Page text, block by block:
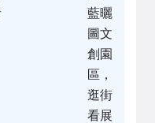
藍曬
圖文
創園
區，
逛街
看展